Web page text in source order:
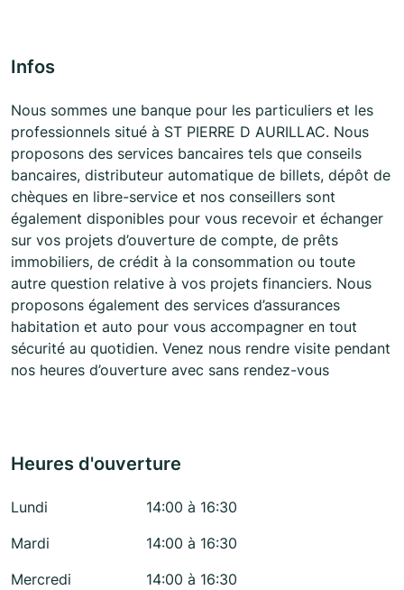
Infos
Nous sommes une banque pour les particuliers et les
professionnels situé à ST PIERRE D AURILLAC. Nous
proposons des services bancaires tels que conseils
bancaires, distributeur automatique de billets, dépôt de
chèques en libre-service et nos conseillers sont
également disponibles pour vous recevoir et échanger
sur vos projets d’ouverture de compte, de prêts
immobiliers, de crédit à la consommation ou toute
autre question relative à vos projets financiers. Nous
proposons également des services d’assurances
habitation et auto pour vous accompagner en tout
sécurité au quotidien. Venez nous rendre visite pendant
nos heures d’ouverture avec sans rendez-vous
Heures d'ouverture
Lundi
14:00 à 16:30
Mardi
14:00 à 16:30
Mercredi
14:00 à 16:30